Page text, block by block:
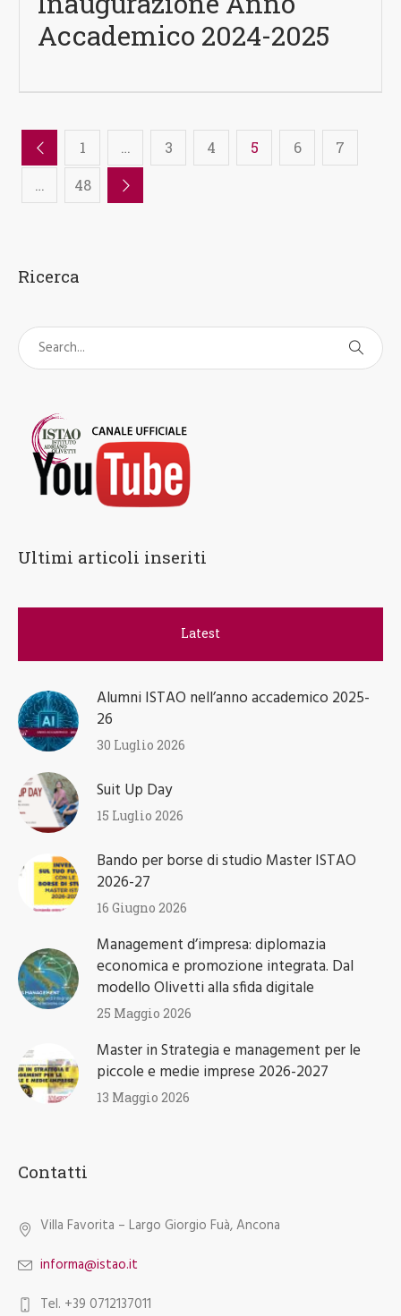
Accademico 2024-2025
1 … 3 4 5 6
7
…
48
Ricerca
Ultimi articoli inseriti
Latest
Alumni ISTAO nell’anno accademico 2025-
26
30 Luglio 2026
Suit Up Day
15 Luglio 2026
Bando per borse di studio Master ISTAO
2026-27
16 Giugno 2026
Management d’impresa: diplomazia
economica e promozione integrata. Dal
modello Olivetti alla sfida digitale
25 Maggio 2026
Master in Strategia e management per le
piccole e medie imprese 2026-2027
13 Maggio 2026
Contatti
Villa Favorita – Largo Giorgio Fuà, Ancona
informa@istao.it
Tel. +39 0712137011